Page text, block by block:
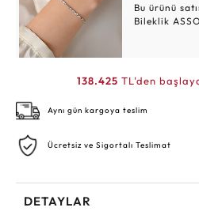
Bu ürünü
Bileklik
138.425 TL'den
Aynı gün kargoya teslim
Ücretsiz ve Sigortalı Teslimat
DETAYLAR